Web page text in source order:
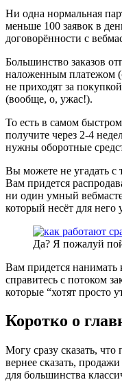
Ни одна нормальная
меньше 100 заявок в
договорённости с
Большинство заказов
наложенным платежом
не приходят за
(вообще, о, ужас!).
То есть в самом
получите через 2-4
нужны оборотные
Вы можете не угадать с
Вам придется
ни один умный
который несёт для него
Да? Я пожалуй
Вам придется нанимать
справитесь с потоком
которые “хотят просто
Коротко о
Могу сразу сказать, что
вернее сказать,
для большинства